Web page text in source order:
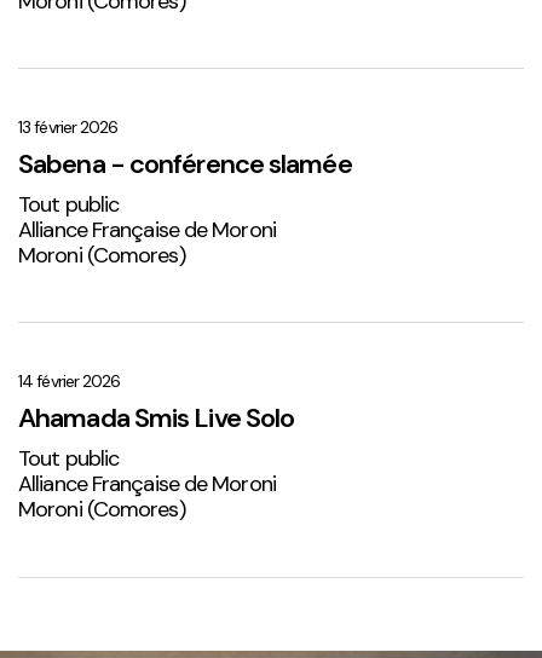
conférence
slamée
13 février 2026
Sabena - conférence slamée
Tout public
Alliance Française de Moroni
Moroni (Comores)
Live
Solo
2
14 février 2026
Ahamada Smis Live Solo
Tout public
Alliance Française de Moroni
Moroni (Comores)